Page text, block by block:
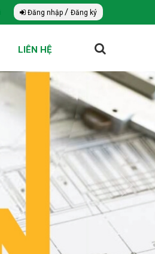
Đăng nhập / Đăng ký
LIÊN HỆ